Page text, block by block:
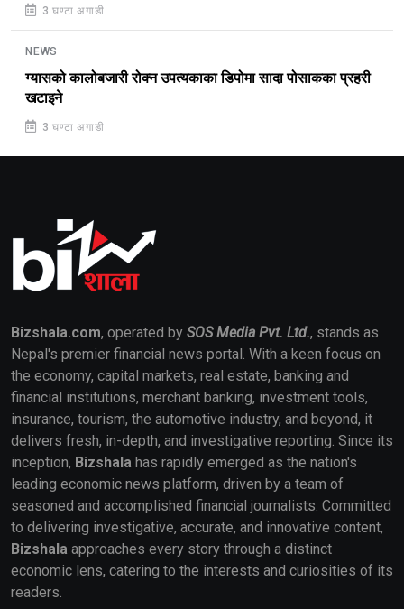
3 घण्टा अगाडी
NEWS
ग्यासको कालोबजारी रोक्न उपत्यकाका डिपोमा सादा पोसाकका प्रहरी
खटाइने
3 घण्टा अगाडी
Bizshala.com, operated by SOS Media Pvt. Ltd., stands as
Nepal's premier financial news portal. With a keen focus on
the economy, capital markets, real estate, banking and
financial institutions, merchant banking, investment tools,
insurance, tourism, the automotive industry, and beyond, it
delivers fresh, in-depth, and investigative reporting. Since its
inception, Bizshala has rapidly emerged as the nation's
leading economic news platform, driven by a team of
seasoned and accomplished financial journalists. Committed
to delivering investigative, accurate, and innovative content,
Bizshala approaches every story through a distinct
economic lens, catering to the interests and curiosities of its
readers.